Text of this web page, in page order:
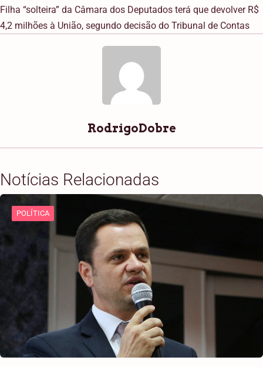
Filha “solteira” da Câmara dos Deputados terá que devolver R$
4,2 milhões à União, segundo decisão do Tribunal de Contas
RodrigoDobre
Notícias Relacionadas
POLÍTICA